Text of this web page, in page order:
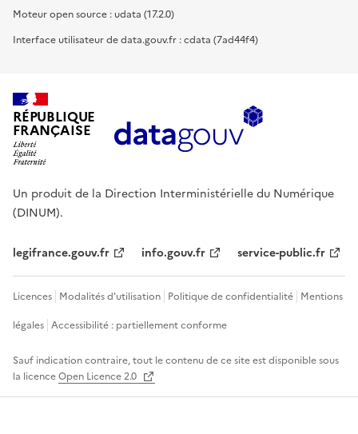
Moteur open source : udata (17.2.0)
Interface utilisateur de data.gouv.fr : cdata (7ad44f4)
RÉPUBLIQUE
FRANÇAISE
Un produit de la Direction Interministérielle du Numérique
(DINUM).
legifrance.gouv.fr info.gouv.fr service-public.fr
Licences Modalités d'utilisation Politique de confidentialité Mentions
légales Accessibilité : partiellement conforme
Sauf indication contraire, tout le contenu de ce site est disponible sous
la licenceOpen Licence 2.0